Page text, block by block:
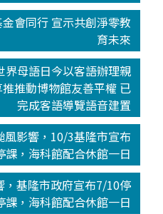
會同行 宣示共創淨零教
育未來
界母語日今以客語辦理親
推動博物館友善平權 已
完成客語導覽語音建置
風影響，10/3基隆市宣布
課，海科館配合休館一日
，基隆市政府宣布7/10停
課，海科館配合休館一日